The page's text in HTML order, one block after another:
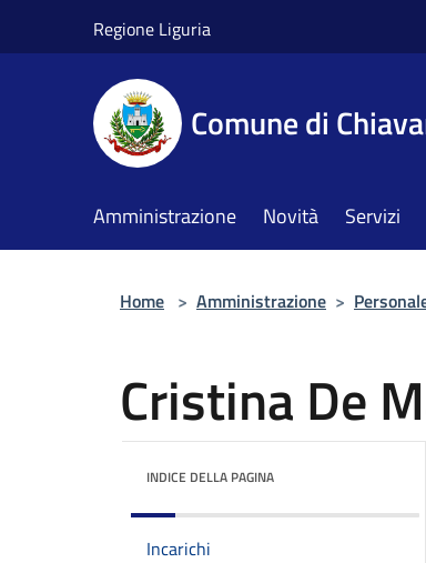
Regione Liguria
Comune di
Amministrazione Novità Servizi
Home > Amministrazione >
Cristina De
INDICE DELLA PAGINA
Incarichi